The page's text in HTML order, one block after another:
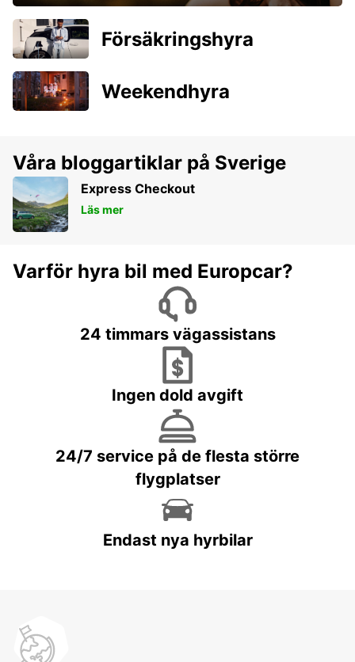
Försäkringshyra
Weekendhyra
Våra bloggartiklar på Sverige
Express Checkout
Läs mer
Varför hyra bil med Europcar?
24 timmars vägassistans
Ingen dold avgift
24/7 service på de flesta större
flygplatser
Endast nya hyrbilar